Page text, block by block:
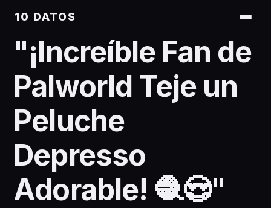
10 DATOS
"¡Increíble Fan de
Palworld Teje un
Peluche
Depresso
Adorable! 🧶😍"